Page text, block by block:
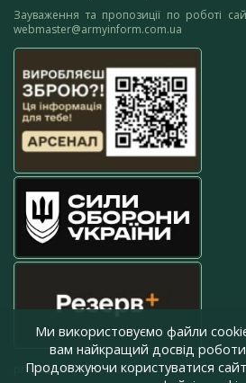
Зауваження та пропозиції по роботі
webmaster@armyinform.com.ua
press@armyinform.com.ua
Ми використовуємо файли
вам найкращий досвід
Продовжуючи користуватися